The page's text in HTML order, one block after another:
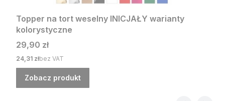
Topper na tort weselny INICJAŁY warianty
kolorystyczne
Cena
29,90 zł
Cena
24,31 złbez VAT
Zobacz produkt